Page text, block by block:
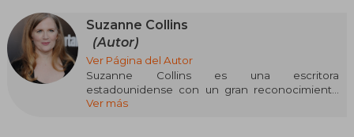
Suzanne Collins
(Autor)
Ver Página del Autor
Suzanne Collins es una escritora
estadounidense con un gran reconocimiento
internacional, conocida principalmente por su
Ver más